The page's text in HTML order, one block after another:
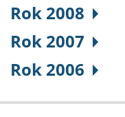
Rok 2008
Rok 2007
Rok 2006